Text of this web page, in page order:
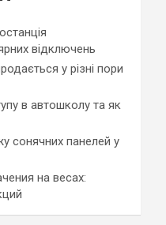
відключень
у різні пори
в автошколу та як
сонячних панелей у
на весах: